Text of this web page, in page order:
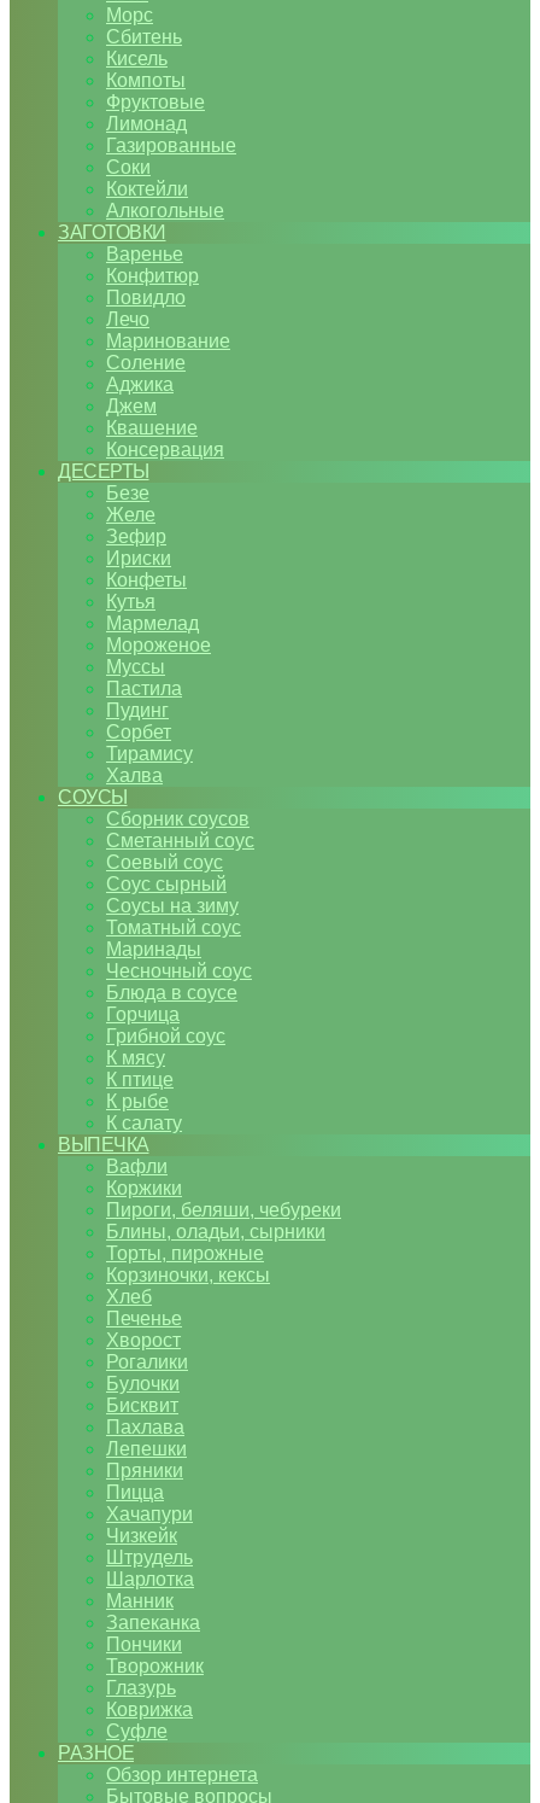
Морс
Сбитень
Кисель
Компоты
Фруктовые
Лимонад
Газированные
Соки
Коктейли
Алкогольные
ЗАГОТОВКИ
Варенье
Конфитюр
Повидло
Лечо
Маринование
Соление
Аджика
Джем
Квашение
Консервация
ДЕСЕРТЫ
Безе
Желе
Зефир
Ириски
Конфеты
Кутья
Мармелад
Мороженое
Муссы
Пастила
Пудинг
Сорбет
Тирамису
Халва
СОУСЫ
Сборник соусов
Сметанный соус
Соевый соус
Соус сырный
Соусы на зиму
Томатный соус
Маринады
Чесночный соус
Блюда в соусе
Горчица
Грибной соус
К мясу
К птице
К рыбе
К салату
ВЫПЕЧКА
Вафли
Коржики
Пироги, беляши, чебуреки
Блины, оладьи, сырники
Торты, пирожные
Корзиночки, кексы
Хлеб
Печенье
Хворост
Рогалики
Булочки
Бисквит
Пахлава
Лепешки
Пряники
Пицца
Хачапури
Чизкейк
Штрудель
Шарлотка
Манник
Запеканка
Пончики
Творожник
Глазурь
Коврижка
Суфле
РАЗНОЕ
Обзор интернета
Бытовые вопросы